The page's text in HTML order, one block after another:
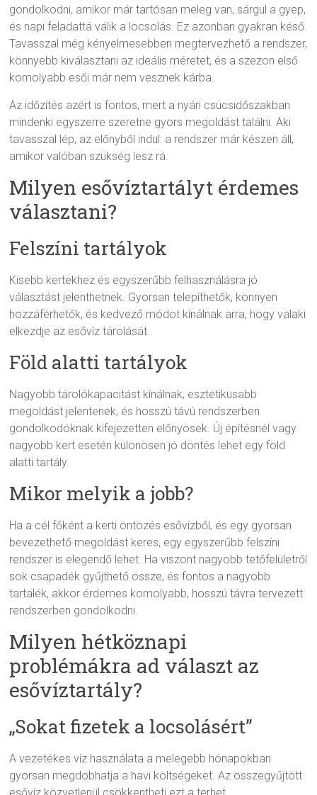
gondolkodni, amikor már tartósan meleg van, sárgul a gyep,
és napi feladattá válik a locsolás. Ez azonban gyakran késő.
Tavasszal még kényelmesebben megtervezhető a rendszer,
könnyebb kiválasztani az ideális méretet, és a szezon első
komolyabb esői már nem vesznek kárba.
Az időzítés azért is fontos, mert a nyári csúcsidőszakban
mindenki egyszerre szeretne gyors megoldást találni. Aki
tavasszal lép, az előnyből indul: a rendszer már készen áll,
amikor valóban szükség lesz rá.
Milyen esővíztartályt érdemes
választani?
Felszíni tartályok
Kisebb kertekhez és egyszerűbb felhasználásra jó
választást jelenthetnek. Gyorsan telepíthetők, könnyen
hozzáférhetők, és kedvező módot kínálnak arra, hogy valaki
elkezdje az esővíz tárolását.
Föld alatti tartályok
Nagyobb tárolókapacitást kínálnak, esztétikusabb
megoldást jelentenek, és hosszú távú rendszerben
gondolkodóknak kifejezetten előnyösek. Új építésnél vagy
nagyobb kert esetén különösen jó döntés lehet egy föld
alatti tartály.
Mikor melyik a jobb?
Ha a cél főként a kerti öntözés esővízből, és egy gyorsan
bevezethető megoldást keres, egy egyszerűbb felszíni
rendszer is elegendő lehet. Ha viszont nagyobb tetőfelületről
sok csapadék gyűjthető össze, és fontos a nagyobb
tartalék, akkor érdemes komolyabb, hosszú távra tervezett
rendszerben gondolkodni.
Milyen hétköznapi
problémákra ad választ az
esővíztartály?
„Sokat fizetek a locsolásért”
A vezetékes víz használata a melegebb hónapokban
gyorsan megdobhatja a havi költségeket. Az összegyűjtött